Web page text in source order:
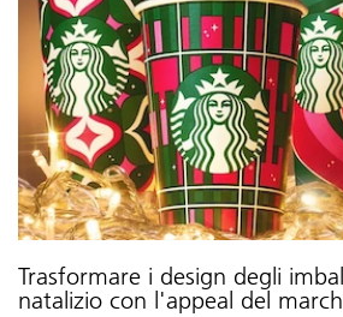
Trasformare i design degli
natalizio con l'appeal del